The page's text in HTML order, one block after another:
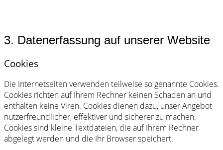
3. Datenerfassung auf unserer Website
Cookies
Die Internetseiten verwenden teilweise so genannte Cookies.
Cookies richten auf Ihrem Rechner keinen Schaden an und
enthalten keine Viren. Cookies dienen dazu, unser Angebot
nutzerfreundlicher, effektiver und sicherer zu machen.
Cookies sind kleine Textdateien, die auf Ihrem Rechner
abgelegt werden und die Ihr Browser speichert.